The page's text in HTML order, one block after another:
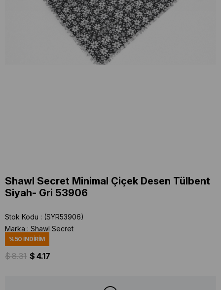
Shawl Secret Minimal Çiçek Desen Tülbent
Siyah- Gri 53906
Stok Kodu
(SYR53906)
Marka : Shawl Secret
%50 İNDIRIM
$ 8.31 $ 4.17